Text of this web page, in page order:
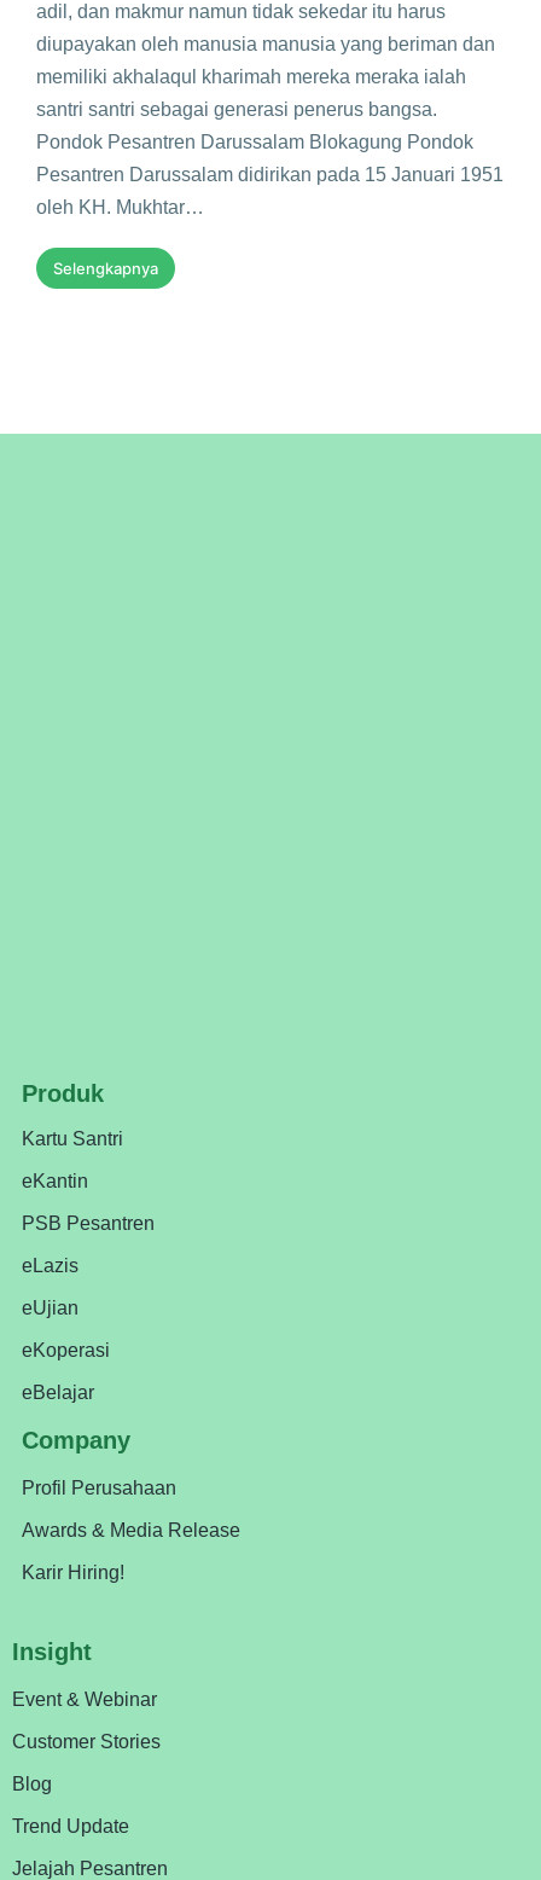
adil, dan makmur namun tidak sekedar itu harus
diupayakan oleh manusia manusia yang beriman dan
memiliki akhalaqul kharimah mereka meraka ialah
santri santri sebagai generasi penerus bangsa.
Pondok Pesantren Darussalam Blokagung Pondok
Pesantren Darussalam didirikan pada 15 Januari 1951
oleh KH. Mukhtar…
Selengkapnya
Produk
Kartu Santri
eKantin
PSB Pesantren
eLazis
eUjian
eKoperasi
eBelajar
Company
Profil Perusahaan
Awards & Media Release
Karir Hiring!
Insight
Event & Webinar
Customer Stories
Blog
Trend Update
Jelajah Pesantren